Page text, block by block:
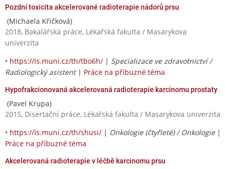
Pozdní toxicita akcelerované radioterapie nádorů prsu
(Michaela Křičková)
2018, Bakalářská práce, Lékařská fakulta / Masarykova
univerzita
• https://is.muni.cz/th/tbo6h/ | Specializace ve zdravotnictví /
Radiologický asistent| Práce na příbuzné téma
Hypofrakcionovaná akcelerovaná radioterapie karcinomu prostaty
(Pavel Krupa)
2015, Disertační práce, Lékařská fakulta / Masarykova univerzita
• https://is.muni.cz/th/shusi/ | Onkologie (čtyřleté) / Onkologie|
Práce na příbuzné téma
Akcelerovaná radioterapie v léčbě karcinomu prsu